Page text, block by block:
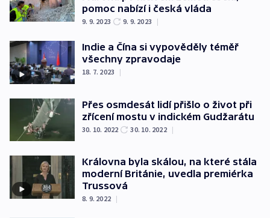
pomoc nabízí i česká vláda
9. 9. 2023 9. 9. 2023 |
Indie a Čína si vypověděly téměř
všechny zpravodaje
18. 7. 2023 |
Přes osmdesát lidí přišlo o život při
zřícení mostu v indickém Gudžarátu
30. 10. 2022 30. 10. 2022 |
Královna byla skálou, na které stála
moderní Británie, uvedla premiérka
Trussová
8. 9. 2022 |